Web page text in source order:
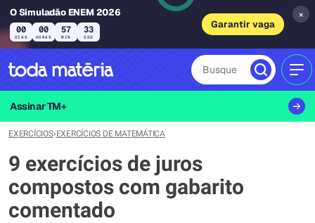
O Simuladão ENEM 2026
00
DIAS
00
HORAS
57
MIN
32
SEG
Garantir vaga
×
Busque
Assinar TM+
EXERCÍCIOS›EXERCÍCIOS DE MATEMÁTICA
9 exercícios de juros
compostos com gabarito
comentado